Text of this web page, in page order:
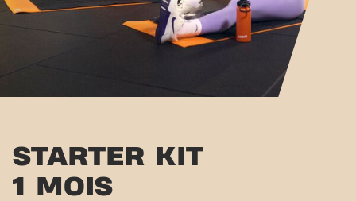
STARTER KIT
1 MOIS